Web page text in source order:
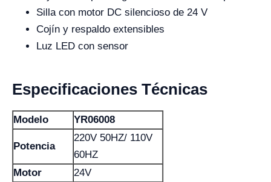
Silla con motor DC silencioso de 24 V
Cojín y respaldo extensibles
Luz LED con sensor
Especificaciones Técnicas
Modelo YR06008
Potencia
220V 50HZ/ 110V
60HZ
Motor
24V